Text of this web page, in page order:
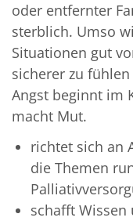
oder entfernter
sterblich. Umso
Situationen gut
sicherer zu
Angst beginnt im
macht Mut.
richtet sich an
die Themen
schafft